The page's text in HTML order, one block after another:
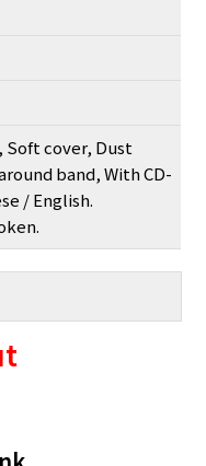
cover, Dust
band, With CD-
/ English.